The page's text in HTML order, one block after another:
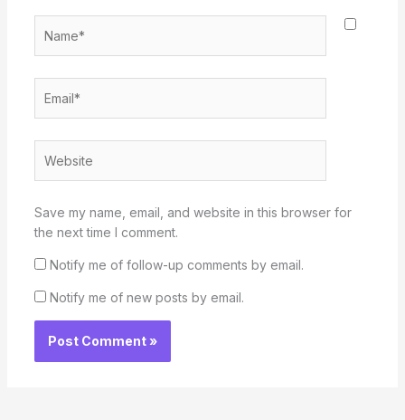
Save my name, email, and website in this browser for
the next time I comment.
Notify me of follow-up comments by email.
Notify me of new posts by email.